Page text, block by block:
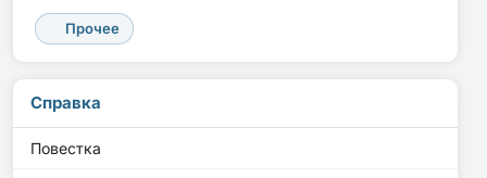
Прочее
Справка
Повестка